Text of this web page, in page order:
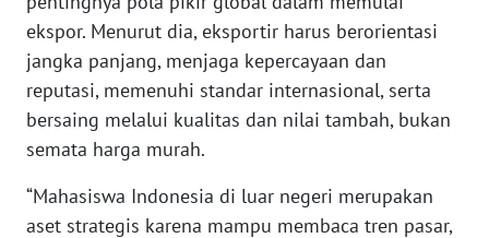
ekspor. Menurut dia, eksportir harus berorientasi
jangka panjang, menjaga kepercayaan dan
reputasi, memenuhi standar internasional, serta
bersaing melalui kualitas dan nilai tambah, bukan
semata harga murah.
“Mahasiswa Indonesia di luar negeri merupakan
aset strategis karena mampu membaca tren pasar,
SERAMBI
WN